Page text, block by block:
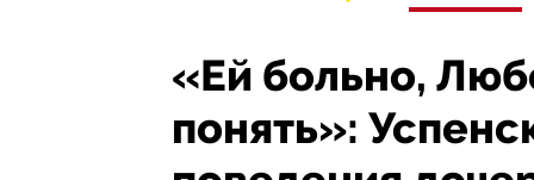
«Ей больно,
понять»: